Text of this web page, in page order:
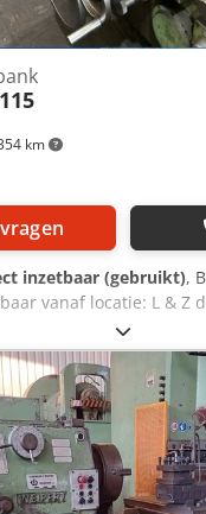
km
inzetbaar (gebruikt),
vanaf locatie: L & Z
Hsx Af Uer
het bed 1150 mm
Draailengte over de
mm Aandrijving 22
16 – 1250 omw/
met
Lynette Gewicht
af locatie.